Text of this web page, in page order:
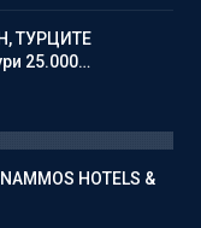
ТУРЦИТЕ
25.000…
HOTELS &